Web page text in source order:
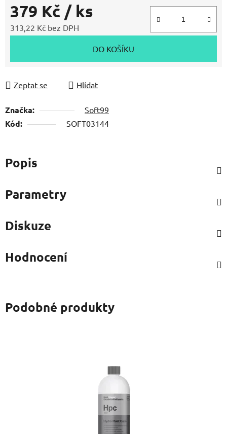
379 Kč / ks
313,22 Kč bez DPH
DO KOŠÍKU
Zeptat se Hlídat
Značka: Soft99
Kód: SOFT03144
Popis
Parametry
Diskuze
Hodnocení
Podobné produkty